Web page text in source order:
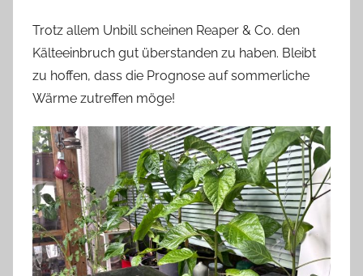
Trotz allem Unbill scheinen Reaper & Co. den
Kälteeinbruch gut überstanden zu haben. Bleibt
zu hoffen, dass die Prognose auf sommerliche
Wärme zutreffen möge!